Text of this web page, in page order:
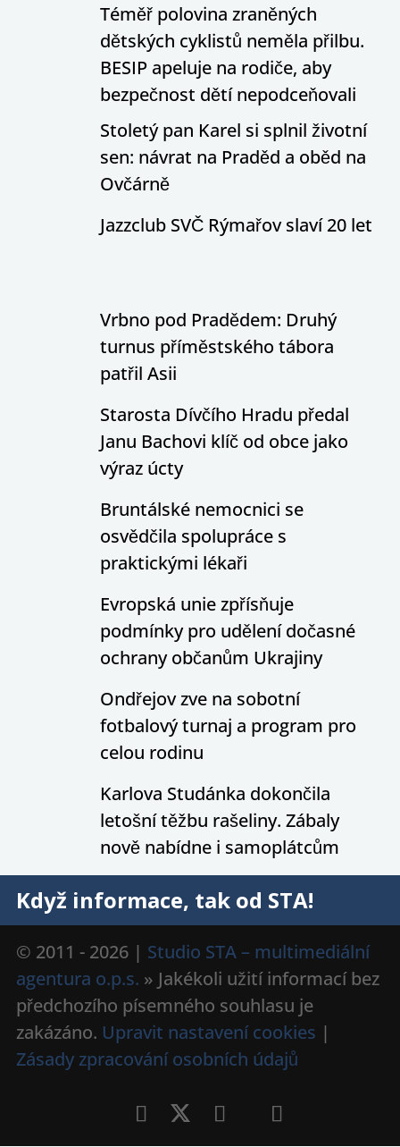
Téměř polovina zraněných
dětských cyklistů neměla přilbu.
BESIP apeluje na rodiče, aby
bezpečnost dětí nepodceňovali
Stoletý pan Karel si splnil životní
sen: návrat na Praděd a oběd na
Ovčárně
Jazzclub SVČ Rýmařov slaví 20 let
Vrbno pod Pradědem: Druhý
turnus příměstského tábora
patřil Asii
Starosta Dívčího Hradu předal
Janu Bachovi klíč od obce jako
výraz úcty
Bruntálské nemocnici se
osvědčila spolupráce s
praktickými lékaři
Evropská unie zpřísňuje
podmínky pro udělení dočasné
ochrany občanům Ukrajiny
Ondřejov zve na sobotní
fotbalový turnaj a program pro
celou rodinu
Karlova Studánka dokončila
letošní těžbu rašeliny. Zábaly
nově nabídne i samoplátcům
Když informace, tak od STA!
© 2011 - 2026 | Studio STA – multimediální
agentura o.p.s. » Jakékoli užití informací bez
předchozího písemného souhlasu je
zakázáno. Upravit nastavení cookies |
Zásady zpracování osobních údajů